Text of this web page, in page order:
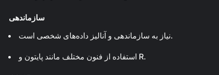
سازماندهی
نیاز به سازماندهی و آنالیز داده‌های شخصی است.
استفاده از فنون مختلف مانند پایتون و R.